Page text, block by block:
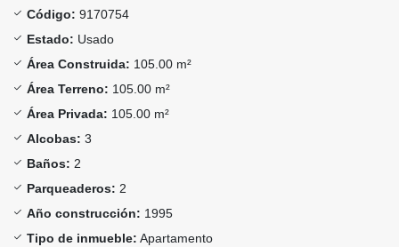
Código: 9170754
Estado: Usado
Área Construida: 105.00 m²
Área Terreno: 105.00 m²
Área Privada: 105.00 m²
Alcobas: 3
Baños: 2
Parqueaderos: 2
Año construcción: 1995
Tipo de inmueble: Apartamento